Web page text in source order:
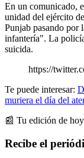
En un comunicado,
unidad del ejército de
Punjab pasando por
infantería". La
suicida.
https://
Te puede interesar:
muriera el día del
📰 Tu edición de hoy
Recibe el